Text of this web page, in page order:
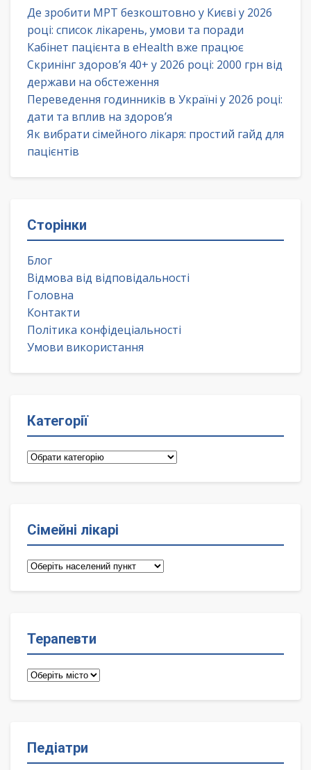
Де зробити МРТ безкоштовно у Києві у 2026
році: список лікарень, умови та поради
Кабінет пацієнта в eHealth вже працює
Скринінг здоров’я 40+ у 2026 році: 2000 грн від
держави на обстеження
Переведення годинників в Україні у 2026 році:
дати та вплив на здоров’я
Як вибрати сімейного лікаря: простий гайд для
пацієнтів
Сторінки
Блог
Відмова від відповідальності
Головна
Контакти
Політика конфідеціальності
Умови використання
Категорії
Категорії
Сімейні лікарі
Сімейні
Терапевти
Терапевти
Педіатри